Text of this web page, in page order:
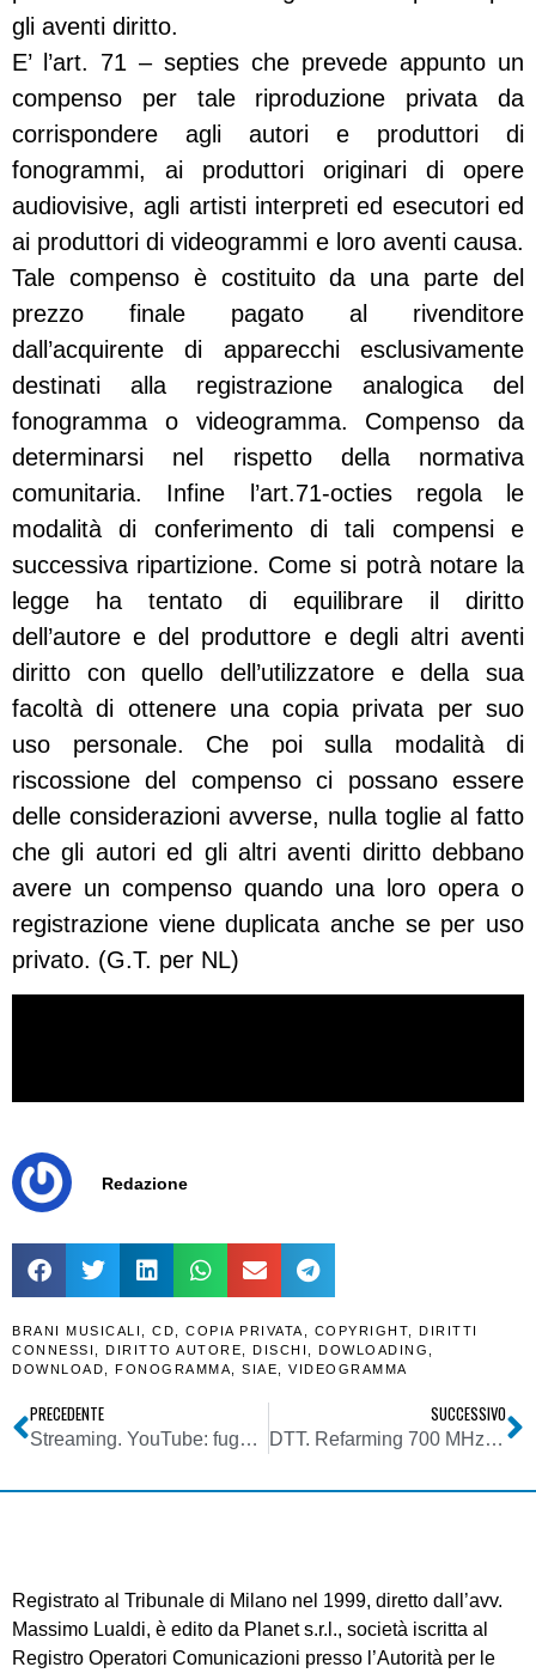
gli aventi diritto.
E’ l’art. 71 – septies che prevede appunto un
compenso per tale riproduzione privata da
corrispondere agli autori e produttori di
fonogrammi, ai produttori originari di opere
audiovisive, agli artisti interpreti ed esecutori ed
ai produttori di videogrammi e loro aventi causa.
Tale compenso è costituito da una parte del
prezzo finale pagato al rivenditore
dall’acquirente di apparecchi esclusivamente
destinati alla registrazione analogica del
fonogramma o videogramma. Compenso da
determinarsi nel rispetto della normativa
comunitaria. Infine l’art.71-octies regola le
modalità di conferimento di tali compensi e
successiva ripartizione. Come si potrà notare la
legge ha tentato di equilibrare il diritto
dell’autore e del produttore e degli altri aventi
diritto con quello dell’utilizzatore e della sua
facoltà di ottenere una copia privata per suo
uso personale. Che poi sulla modalità di
riscossione del compenso ci possano essere
delle considerazioni avverse, nulla toglie al fatto
che gli autori ed gli altri aventi diritto debbano
avere un compenso quando una loro opera o
registrazione viene duplicata anche se per uso
privato. (G.T. per NL)
Redazione
BRANI MUSICALI CD COPIA PRIVATA COPYRIGHT
DIRITTI
CONNESSI
DIRITTO AUTORE DISCHI DOWLOADING
DOWNLOAD
FONOGRAMMA SIAE VIDEOGRAMMA
PRECEDENTE
Streaming. YouTube: fuga inserzionisti. Colpa dell’insufficienza di “revisori umani” sui contenuti. Google cerca di correre ai ripari
SUCCESSIVO
DTT. Refarming 700 MHz: ecco come funzioneranno assegnazioni di diritti d’uso, associazioni con FSMA e revisione LCN
Registrato al Tribunale di Milano nel 1999, diretto dall’avv.
Massimo Lualdi, è edito da Planet s.r.l., società iscritta al
Registro Operatori Comunicazioni presso l’Autorità per le